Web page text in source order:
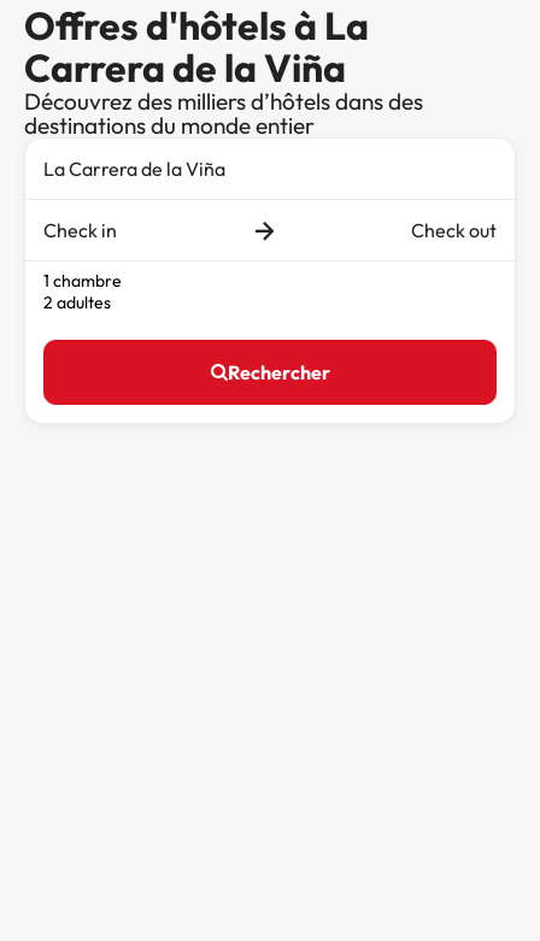
Offres d'hôtels à La
Carrera de la Viña
Découvrez des milliers d’hôtels dans des
destinations du monde entier
Check in Check out
1 chambre
2 adultes
Rechercher